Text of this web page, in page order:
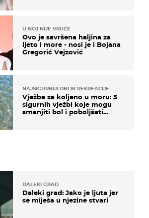
DALEKI GRAD
Daleki grad: Jako je ljuta jer
se miješa u njezine stvari
U NOJ NIJE VRUĆE
Ovo je savršena haljina za
ljeto i more - nosi je i Bojana
Gregorić Vejzović
NAJSIGURNIJI OBLIK REKREACIJE
Vježbe za koljeno u moru: 5
sigurnih vježbi koje mogu
smanjiti bol i poboljšati